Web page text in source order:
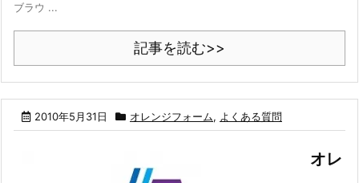
ブラウ ...
記事を読む>>
2010年5月31日 オレンジフォーム, よくある質問
オレ